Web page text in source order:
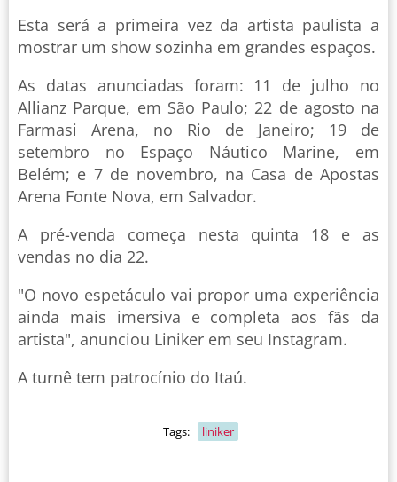
Esta será a primeira vez da artista paulista a
mostrar um show sozinha em grandes espaços.
As datas anunciadas foram: 11 de julho no
Allianz Parque, em São Paulo; 22 de agosto na
Farmasi Arena, no Rio de Janeiro; 19 de
setembro no Espaço Náutico Marine, em
Belém; e 7 de novembro, na Casa de Apostas
Arena Fonte Nova, em Salvador.
A pré-venda começa nesta quinta 18 e as
vendas no dia 22.
"O novo espetáculo vai propor uma experiência
ainda mais imersiva e completa aos fãs da
artista", anunciou Liniker em seu Instagram.
A turnê tem patrocínio do Itaú.
Tags: liniker